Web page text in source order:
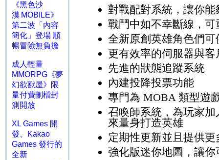
《黑色沙
漠 MOBILE》
第二波「內容
簡化」登場 順
暢冒險無負擔
成人輕量
MMORPG《夢
幻欲獸屋》限
量付費刪檔封
測開放
XL Games 開
發、Kakao
Games 發行的
全新
對戰配對系統，讓你
戰鬥中如不幸斷線，
全新原創英雄角色們可
更有效率的伺服器與
先進的狀態追蹤系統
內建投降投票功能
專門為 MOBA 類型遊
召喚師系統，為玩家
來量身打造英雄
定期性更新並且提供
強化版迷你地圖，讓